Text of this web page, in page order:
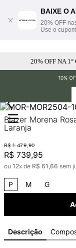
BAIXE O
20% OFF
Use o
20% OFF NA
10%
Blazer Morena
Laranja
R$ 1.479,90
R$ 739,95
ou 12x de R$ 61 ,66 sem
P M G
Descrição